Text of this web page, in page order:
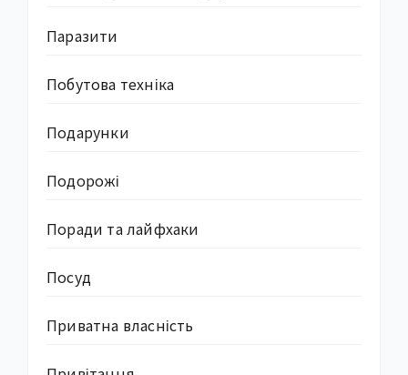
Паразити
Побутова техніка
Подарунки
Подорожі
Поради та лайфхаки
Посуд
Приватна власність